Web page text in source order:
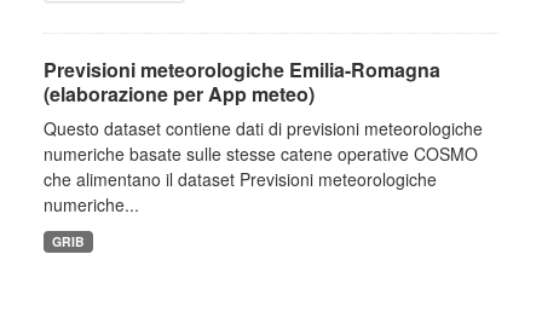
Previsioni meteorologiche Emilia-Romagna
(elaborazione per App meteo)
Questo dataset contiene dati di previsioni meteorologiche
numeriche basate sulle stesse catene operative COSMO
che alimentano il dataset Previsioni meteorologiche
numeriche...
GRIB